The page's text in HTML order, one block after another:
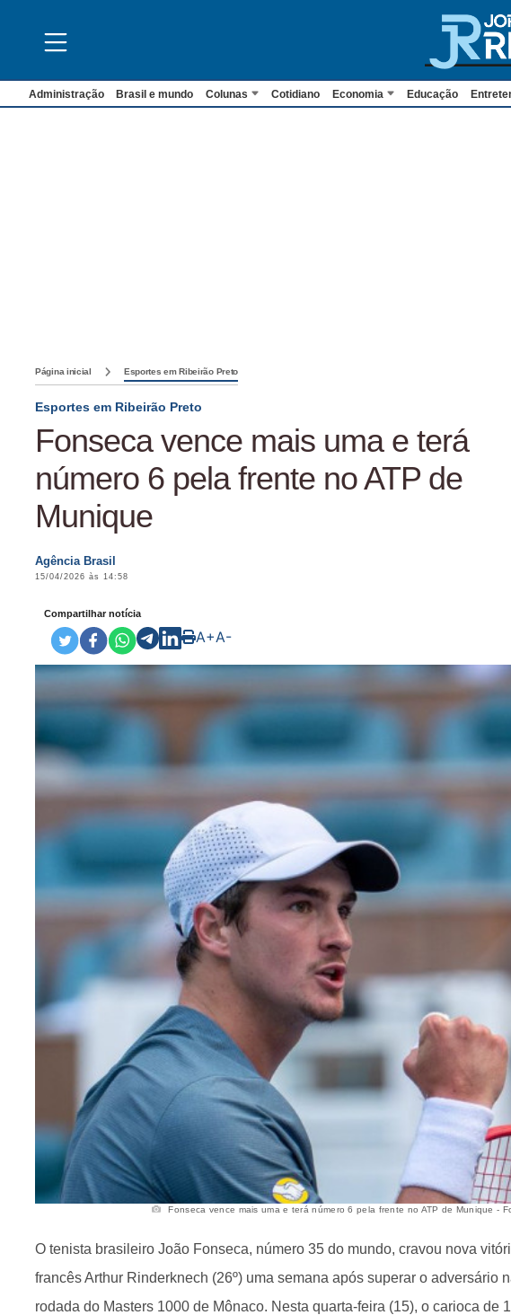
Administração Brasil e mundo Colunas Cotidiano Economia Educação
Página inicial Esportes em Ribeirão Preto
Esportes em Ribeirão Preto
Fonseca vence mais uma e terá
número 6 pela frente no ATP de
Munique
Agência Brasil
15/04/2026 às 14:58
Compartilhar notícia
A+A-
Fonseca vence mais uma e terá número 6 pela frente no ATP de Munique -
O tenista brasileiro João Fonseca, número 35 do mundo, cravou nova
francês Arthur Rinderknech (26º) uma semana após superar o adversário
rodada do Masters 1000 de Mônaco. Nesta quarta-feira (15), o carioca de